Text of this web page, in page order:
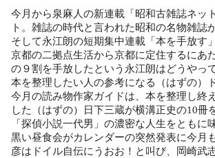
今月から泉麻人の新連載「昭和古雑誌ネッ
ト。雑誌の時代と言われた昭和の名物雑誌
そして永江朗の短期集中連載「本を手放す
京都の二拠点生活から京都に定住するにあ
の９割を手放したという永江朗はどうやっ
本を整理したい人の参考になる（はずの）
今月の読み物作家ガイドは、本を整理し終
した（はずの）日下三蔵が横溝正史の10冊
「探偵小説一代男」の濃密な人生をともに
黒い昼食会がカレンダーの突然発表に今月
彦はドイル自伝にうおお！と叫び、岡崎武